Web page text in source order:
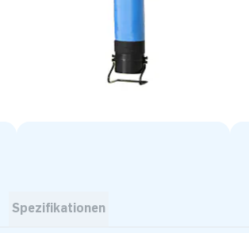
Spezifikationen